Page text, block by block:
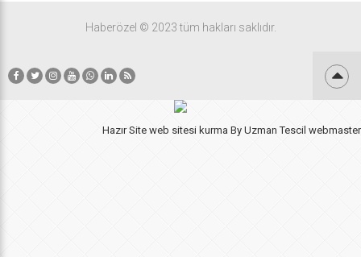
Haberözel © 2023 tüm hakları saklıdır.
Hazır Site web sitesi kurma By Uzman Tescil webmaster